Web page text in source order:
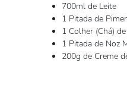
700ml de Leite
1 Pitada de
1 Colher (Chá)
1 Pitada de Noz
200g de Creme